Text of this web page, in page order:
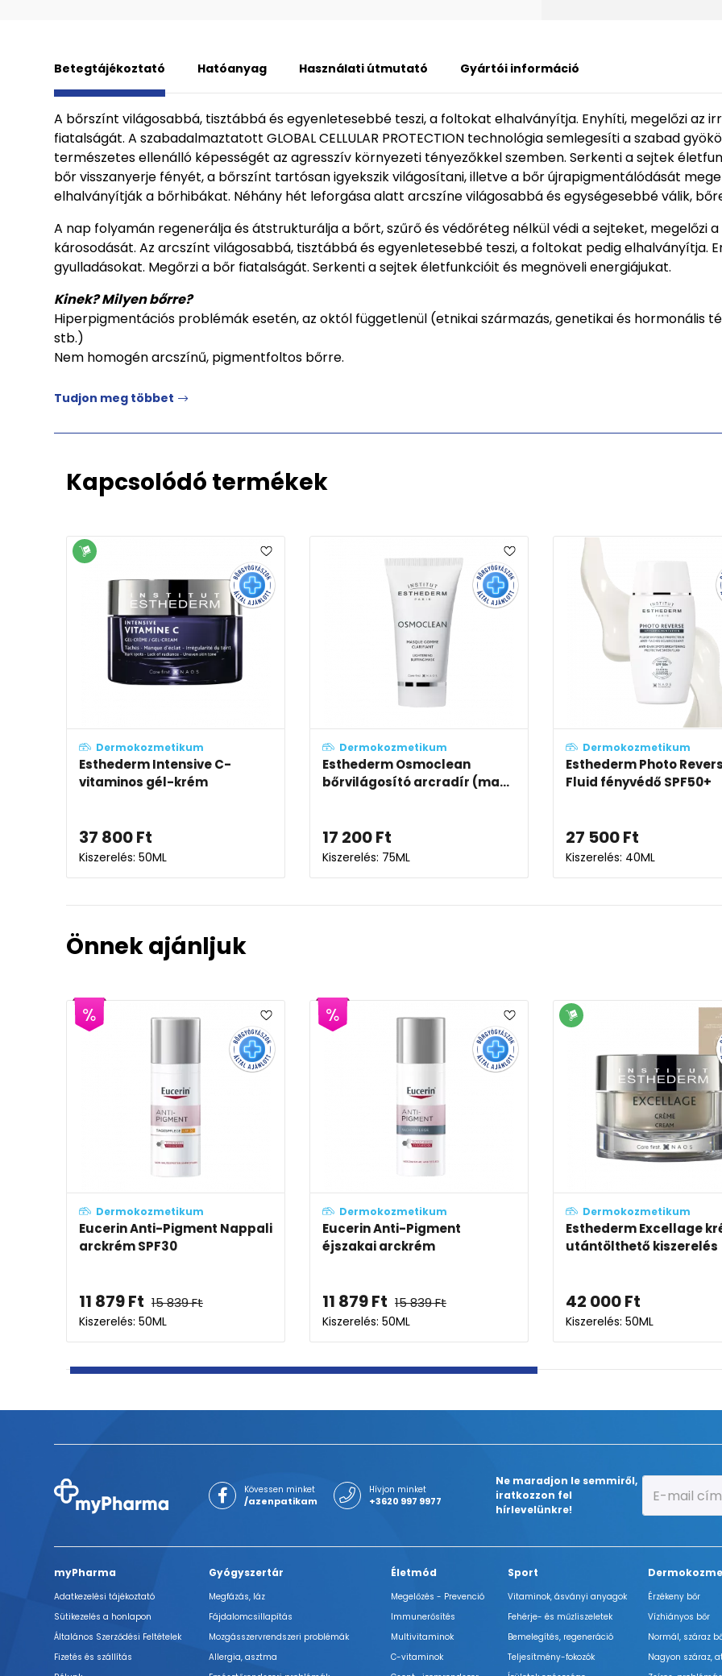
Betegtájékoztató Hatóanyag Használati útmutató Gyártói információ
A bőrszínt világosabbá, tisztábbá és egyenletesebbé teszi, a foltokat elhalványítja. Enyhíti, megelőzi az
fiatalságát. A szabadalmaztatott GLOBAL CELLULAR PROTECTION technológia semlegesíti a szabad
természetes ellenálló képességét az agresszív környezeti tényezőkkel szemben. Serkenti a sejtek
bőr visszanyerje fényét, a bőrszínt tartósan igyekszik világosítani, illetve a bőr újrapigmentálódását
elhalványítják a bőrhibákat. Néhány hét leforgása alatt arcszíne világosabbá és egységesebbé válik,
A nap folyamán regenerálja és átstrukturálja a bőrt, szűrő és védőréteg nélkül védi a sejteket, megelőzi
károsodását. Az arcszínt világosabbá, tisztábbá és egyenletesebbé teszi, a foltokat pedig elhalványítja.
gyulladásokat. Megőrzi a bőr fiatalságát. Serkenti a sejtek életfunkcióit és megnöveli energiájukat.
Kinek? Milyen bőrre?
Hiperpigmentációs problémák esetén, az októl függetlenül (etnikai származás, genetikai és hormonális
stb.)
Nem homogén arcszínű, pigmentfoltos bőrre.
Tudjon meg többet
Kapcsolódó termékek
Dermokozmetikum
Esthederm Intensive C-
vitaminos gél-krém
37 800Ft
Kiszerelés: 50ML
Dermokozmetikum
Esthederm Osmoclean
bőrvilágosító arcradír (ma...
17 200Ft
Kiszerelés: 75ML
Dermokozmetikum
Esthederm Photo
Fluid fényvédő SPF50+
27 500Ft
Kiszerelés: 40ML
Önnek ajánljuk
Dermokozmetikum
Esthederm Excellage NT krém
44 500Ft
Kiszerelés: 50ML
Dermokozmetikum
Esthederm Intensive Pro-
collagen+ krém
32 900Ft
Kiszerelés: 50ML
Dermokozmetikum
Vichy Collagen
karácsonyi csomag
27 597Ft
Kiszerelés: 3X
Kövessen minket
/azenpatikam
Hívjon minket
+3620 997 9977
Ne maradjon le semmiről,
iratkozzon fel
hírlevelünkre!
myPharma
Adatkezelési tájékoztató
Sütikezelés a honlapon
Általános Szerződési Feltételek
Fizetés és szállítás
Gyógyszertár
Megfázás, láz
Fájdalomcsillapítás
Mozgásszervrendszeri problémák
Allergia, asztma
Életmód
Megelőzés - Prevenció
Immunerősítés
Multivitaminok
C-vitaminok
Sport
Vitaminok, ásványi anyagok
Fehérje- és műzliszeletek
Bemelegítés, regeneráció
Teljesítmény-fokozók
Érzékeny bőr
Vízhiányos bőr
Normál, száraz
Nagyon száraz,